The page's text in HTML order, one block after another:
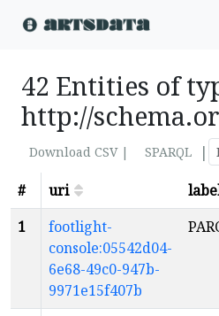
42 Entities of
http://
Download CSV | SPARQL
|
#
uri
1
footlight-
console:05542d04-
6e68-49c0-947b-
9971e15f407b